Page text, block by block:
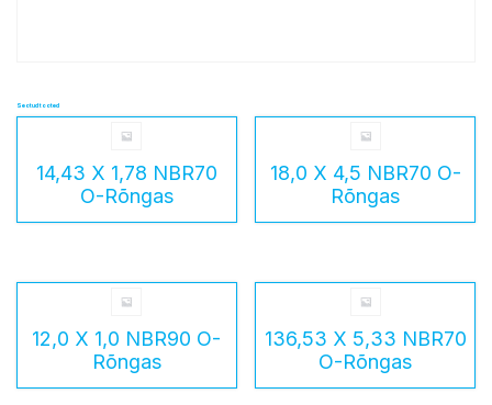
Seotud tooted
14,43 X 1,78 NBR70
O-Rõngas
18,0 X 4,5 NBR70 O-
Rõngas
12,0 X 1,0 NBR90 O-
Rõngas
136,53 X 5,33 NBR70
O-Rõngas